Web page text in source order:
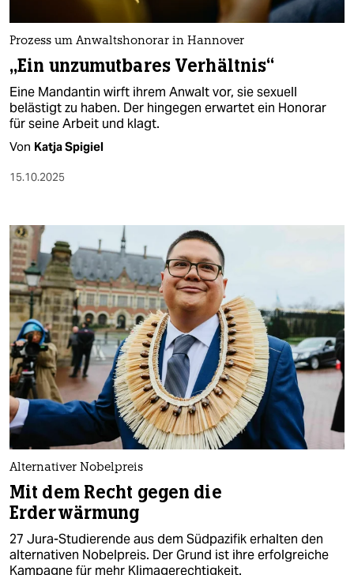
Prozess um Anwaltshonorar in Hannover
„Ein unzumutbares Verhältnis“
Eine Mandantin wirft ihrem Anwalt vor, sie sexuell
belästigt zu haben. Der hingegen erwartet ein Honorar
für seine Arbeit und klagt.
Von Katja Spigiel
15.10.2025
Alternativer Nobelpreis
Mit dem Recht gegen die
Erderwärmung
27 Jura-Studierende aus dem Südpazifik erhalten den
alternativen Nobelpreis. Der Grund ist ihre erfolgreiche
Kampagne für mehr Klimagerechtigkeit.